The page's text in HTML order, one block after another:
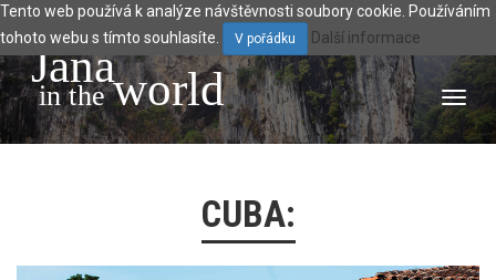
Tento web používá k analýze návštěvnosti soubory cookie. Používáním
tohoto webu s tímto souhlasíte.
V pořádku Další informace
Jana
in the world
CUBA: